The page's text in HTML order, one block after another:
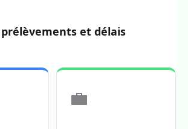
et délais
💼